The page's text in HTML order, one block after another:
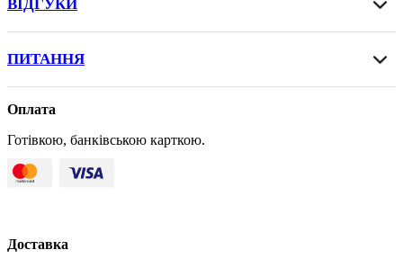
ВІДГУКИ
ПИТАННЯ
Оплата
Готівкою, банківською карткою.
Доставка